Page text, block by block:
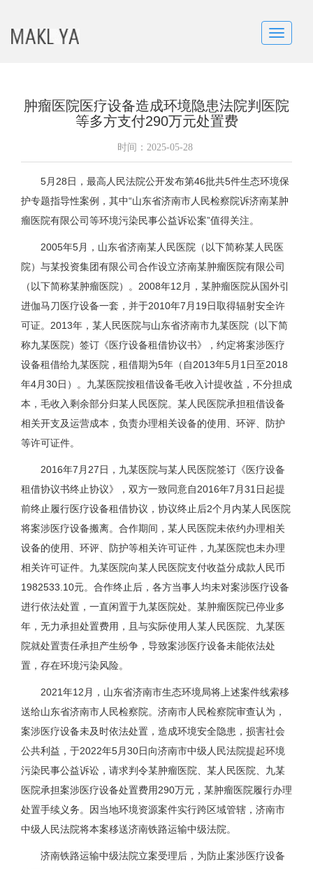
肿瘤医院医疗设备造成环境隐患法院判医院
等多方支付290万元处置费
时间： 2025-05-28
5月28日，最高人民法院公开发布第46批共5件生态环境保
护专题指导性案例，其中“山东省济南市人民检察院诉济南某肿
瘤医院有限公司等环境污染民事公益诉讼案”值得关注。
2005年5月，山东省济南某人民医院（以下简称某人民医
院）与某投资集团有限公司合作设立济南某肿瘤医院有限公司
（以下简称某肿瘤医院）。2008年12月，某肿瘤医院从国外引
进伽马刀医疗设备一套，并于2010年7月19日取得辐射安全许
可证。2013年，某人民医院与山东省济南市九某医院（以下简
称九某医院）签订《医疗设备租借协议书》，约定将案涉医疗
设备租借给九某医院，租借期为5年（自2013年5月1日至2018
年4月30日）。九某医院按租借设备毛收入计提收益，不分担成
本，毛收入剩余部分归某人民医院。某人民医院承担租借设备
相关开支及运营成本，负责办理相关设备的使用、环评、防护
等许可证件。
2016年7月27日，九某医院与某人民医院签订《医疗设备
租借协议书终止协议》，双方一致同意自2016年7月31日起提
前终止履行医疗设备租借协议，协议终止后2个月内某人民医院
将案涉医疗设备搬离。合作期间，某人民医院未依约办理相关
设备的使用、环评、防护等相关许可证件，九某医院也未办理
相关许可证件。九某医院向某人民医院支付收益分成款人民币
1982533.10元。合作终止后，各方当事人均未对案涉医疗设备
进行依法处置，一直闲置于九某医院处。某肿瘤医院已停业多
年，无力承担处置费用，且与实际使用人某人民医院、九某医
院就处置责任承担产生纷争，导致案涉医疗设备未能依法处
置，存在环境污染风险。
2021年12月，山东省济南市生态环境局将上述案件线索移
送给山东省济南市人民检察院。济南市人民检察院审查认为，
案涉医疗设备未及时依法处置，造成环境安全隐患，损害社会
公共利益，于2022年5月30日向济南市中级人民法院提起环境
污染民事公益诉讼，请求判令某肿瘤医院、某人民医院、九某
医院承担案涉医疗设备处置费用290万元，某肿瘤医院履行办理
处置手续义务。因当地环境资源案件实行跨区域管辖，济南市
中级人民法院将本案移送济南铁路运输中级法院。
济南铁路运输中级法院立案受理后，为防止案涉医疗设备